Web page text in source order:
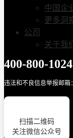
中国企
更多洞
公司
关于我们
400-800-1024
违法和不良信息举报邮箱
扫描二维码
关注微信公众号